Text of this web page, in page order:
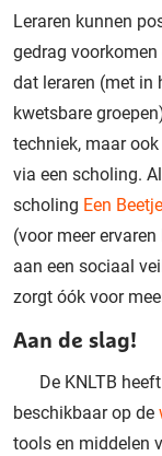
Leraren kunnen
gedrag
dat leraren (met in
kwetsbare
techniek, maar
via een scholing.
scholing Een
(voor meer
aan een sociaal
zorgt óók voor
Aan de slag!
De KNLTB
beschikbaar op de
tools en middelen